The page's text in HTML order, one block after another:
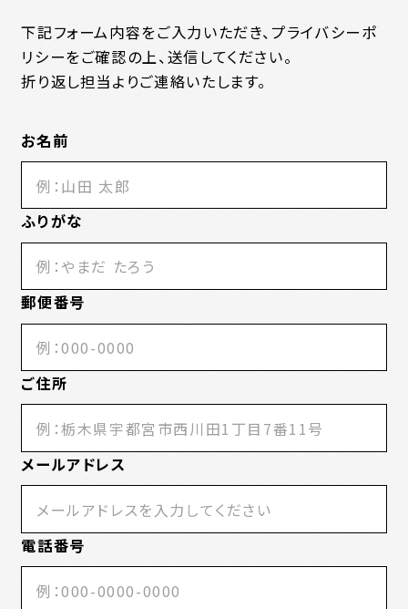
下記フォーム内容をご入力いただき、プライバシーポ
リシーをご確認の上、送信してください。
折り返し担当よりご連絡いたします。
お名前
ふりがな
郵便番号
ご住所
メールアドレス
電話番号